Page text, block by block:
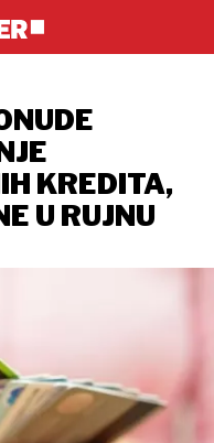
KREDITA,
U RUJNU